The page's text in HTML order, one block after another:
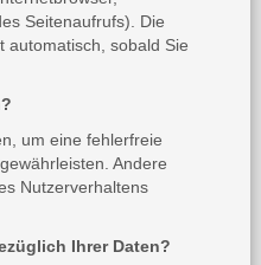
Seitenaufrufs). Die
automatisch, sobald Sie
um eine fehlerfreie
Andere
Nutzerverhaltens
Ihrer Daten?